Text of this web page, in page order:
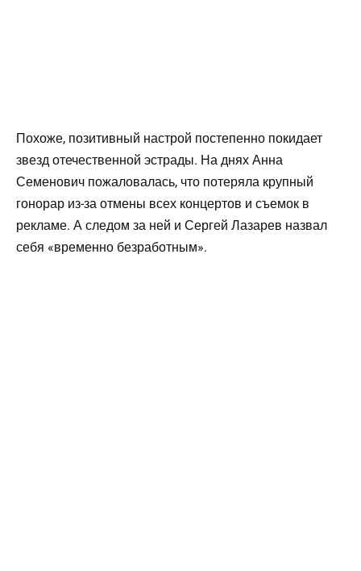
Похоже, позитивный настрой постепенно покидает
звезд отечественной эстрады. На днях Анна
Семенович пожаловалась, что потеряла крупный
гонорар из-за отмены всех концертов и съемок в
рекламе. А следом за ней и Сергей Лазарев назвал
себя «временно безработным».